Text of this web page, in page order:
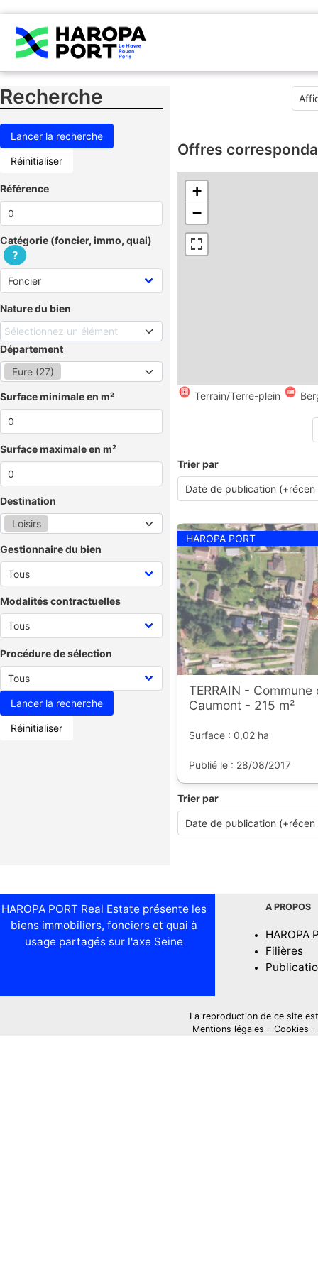
Recherche
Réinitialiser
Référence
Catégorie (foncier, immo, quai)
?
Nature du bien
Sélectionnez un élément
Département
Eure (27)
Surface minimale en m²
Surface maximale en m²
Destination
Loisirs
Gestionnaire du bien
Modalités contractuelles
Procédure de sélection
Réinitialiser
Offres
+
−
Terrain/Terre-plein
Trier par
HAROPA PORT
TERRAIN -
Caumont - 215 m²
Surface : 0,02 ha
Publié le : 28/08/2017
Trier par
HAROPA PORT Real Estate présente les
biens immobiliers, fonciers et quai à
usage partagés sur l'axe Seine
A PROPOS
HAROPA
Filières
La reproduction de ce site
Mentions légales - Cookies -